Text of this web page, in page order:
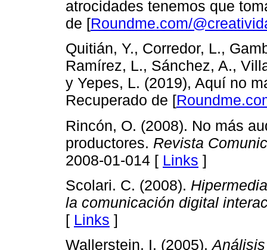
atrocidades tenemos que
de [Roundme.com/
Quitián, Y., Corredor, L.,
Ramírez, L., Sánchez, A.,
y Yepes, L. (2019), Aquí no
Recuperado de [
Rincón, O. (2008). No más
productores. Revista
2008-01-014 [ Links ]
Scolari. C. (2008).
la comunicación digital
[ Links ]
Wallerstein, I. (2005).